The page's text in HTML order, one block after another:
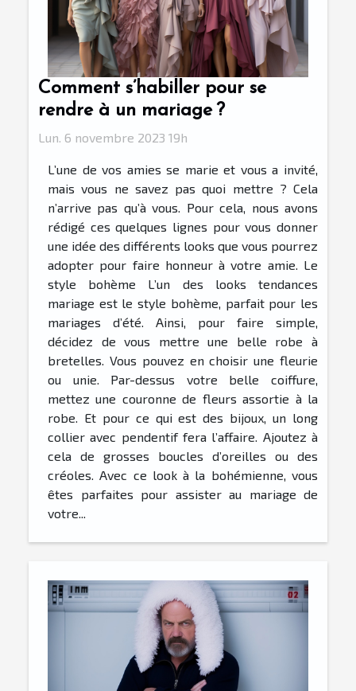
Comment s’habiller pour se
rendre à un mariage ?
Lun. 6 novembre 2023 19h
L’une de vos amies se marie et vous a invité,
mais vous ne savez pas quoi mettre ? Cela
n’arrive pas qu’à vous. Pour cela, nous avons
rédigé ces quelques lignes pour vous donner
une idée des différents looks que vous pourrez
adopter pour faire honneur à votre amie. Le
style bohème L’un des looks tendances
mariage est le style bohème, parfait pour les
mariages d’été. Ainsi, pour faire simple,
décidez de vous mettre une belle robe à
bretelles. Vous pouvez en choisir une fleurie
ou unie. Par-dessus votre belle coiffure,
mettez une couronne de fleurs assortie à la
robe. Et pour ce qui est des bijoux, un long
collier avec pendentif fera l’affaire. Ajoutez à
cela de grosses boucles d’oreilles ou des
créoles. Avec ce look à la bohémienne, vous
êtes parfaites pour assister au mariage de
votre...